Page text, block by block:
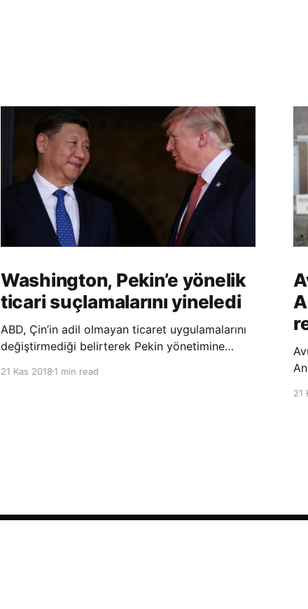
Washington, Pekin’e yönelik
ticari suçlamalarını yineledi
ABD, Çin’in adil olmayan ticaret uygulamalarını
değiştirmediği belirterek Pekin yönetimine
Temsilciliği’nin Çin’in fikri mülkiyet ve teknoloji
21 Kas 20181 min read
21